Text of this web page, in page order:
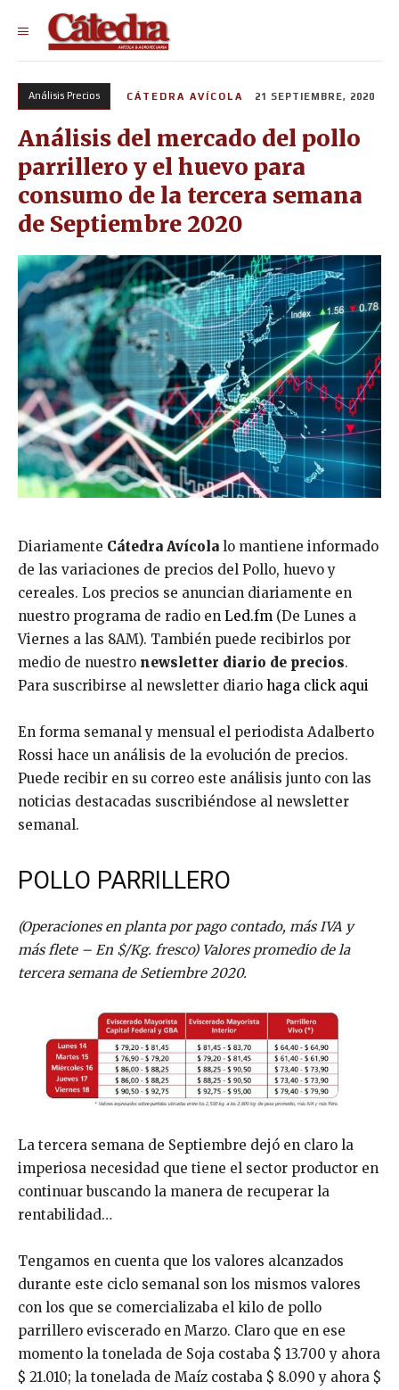
Análisis Precios CÁTEDRA AVÍCOLA 21 SEPTIEMBRE, 2020
Análisis del mercado del pollo
parrillero y el huevo para
consumo de la tercera semana
de Septiembre 2020
Diariamente Cátedra Avícola lo mantiene informado
de las variaciones de precios del Pollo, huevo y
cereales. Los precios se anuncian diariamente en
nuestro programa de radio en Led.fm (De Lunes a
Viernes a las 8AM). También puede recibirlos por
medio de nuestro newsletter diario de precios.
Para suscribirse al newsletter diario haga click aqui
En forma semanal y mensual el periodista Adalberto
Rossi hace un análisis de la evolución de precios.
Puede recibir en su correo este análisis junto con las
noticias destacadas suscribiéndose al newsletter
semanal.
POLLO PARRILLERO
(Operaciones en planta por pago contado, más IVA y
más flete – En $/Kg. fresco) Valores promedio de la
tercera semana de Setiembre 2020.
La tercera semana de Septiembre dejó en claro la
imperiosa necesidad que tiene el sector productor en
continuar buscando la manera de recuperar la
rentabilidad…
Tengamos en cuenta que los valores alcanzados
durante este ciclo semanal son los mismos valores
con los que se comercializaba el kilo de pollo
parrillero eviscerado en Marzo. Claro que en ese
momento la tonelada de Soja costaba $ 13.700 y ahora
$ 21.010; la tonelada de Maíz costaba $ 8.090 y ahora $